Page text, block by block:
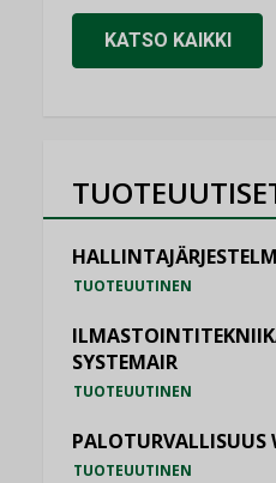
KATSO KAIKKI
TUOTEUUTINEN
SYSTEMAIR
TUOTEUUTINEN
PALOTURVALLISUUS
TUOTEUUTINEN